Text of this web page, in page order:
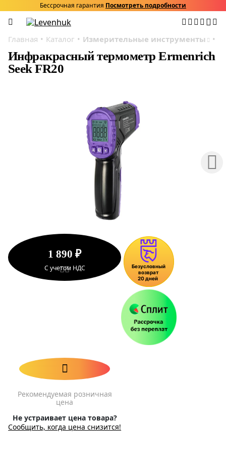
Бессрочная гарантия Посмотреть подробности
Главная Каталог Измерительные инструменты
Инфракрасный термометр Ermenrich
Seek FR20
1 890 ₽
С учетом НДС
Рекомендуемая розничная
цена
Не устраивает цена товара?
Сообщить, когда цена снизится!